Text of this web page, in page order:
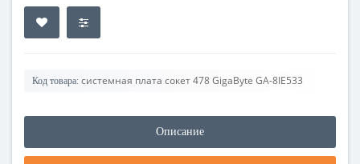
Код товара: системная плата сокет 478 GigaByte GA-8IE533
Описание